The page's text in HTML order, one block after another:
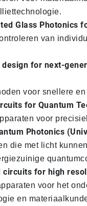
Glass Photonics
van
for next-
voor snellere
for Quantum
voor
Photonics
die met licht
circuits for high
voor het
en